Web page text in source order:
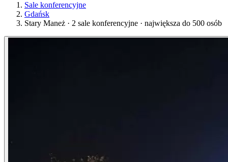
Sale konferencyjne
Gdańsk
Stary Maneż · 2 sale konferencyjne · największa do 500 osób